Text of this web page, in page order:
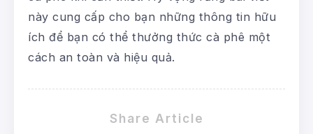
này cung cấp cho bạn những thông tin hữu
ích để bạn có thể thưởng thức cà phê một
cách an toàn và hiệu quả.
Share Article